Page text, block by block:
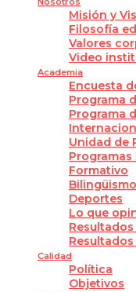
Misión y
Filosofía
Valores
Video
Academia
Encuesta
Programa
Programa
Unidad de
Formativo
Bilingüismo
Deportes
Lo que
Calidad
Política
Objetivos